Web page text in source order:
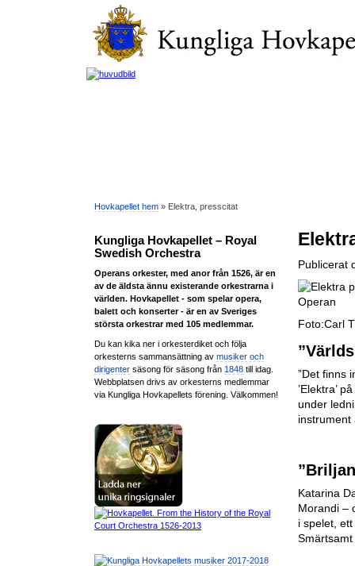
Hovkapellet hem » Elektra, presscitat
Kungliga Hovkapellet – Royal
Swedish Orchestra
Operans orkester, med anor från 1526, är en
av de äldsta ännu existerande orkestrarna i
världen. Hovkapellet - som spelar opera,
balett och konserter - är en av Sveriges
största orkestrar med 105 medlemmar.
Du kan kika ner i orkesterdiket och följa
orkesterns sammansättning av musiker och
dirigenter säsong för säsong från 1848 till idag.
Webbplatsen drivs av orkesterns medlemmar
via Kungliga Hovkapellets förening. Välkommen!
Publicerat
Foto:Carl
”Det finns
’Elektra’
under
instrument
Katarina
Morandi –
i spelet,